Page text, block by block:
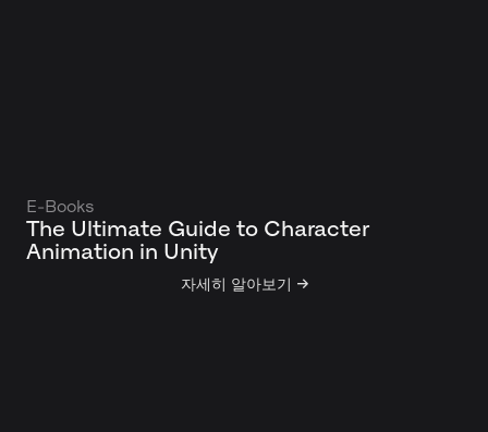
E-Books
The Ultimate Guide to Character
Animation in Unity
자세히 알아보기 →